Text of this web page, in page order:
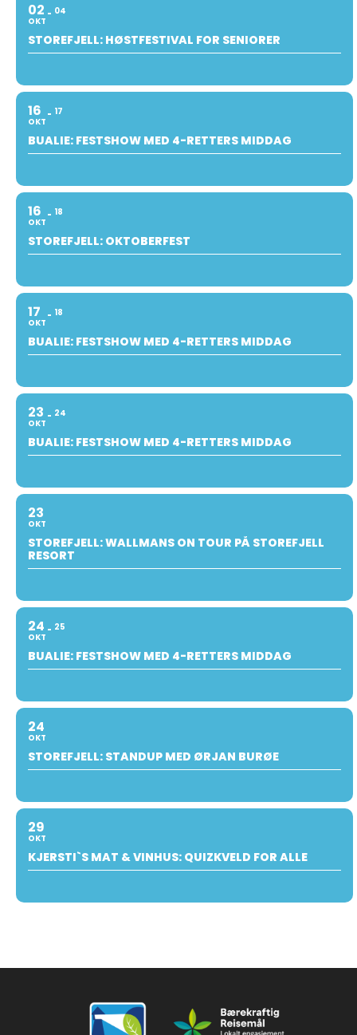
02
OKT
04
STOREFJELL: HØSTFESTIVAL FOR SENIORER
16
OKT
17
BUALIE: FESTSHOW MED 4-RETTERS MIDDAG
16
OKT
18
STOREFJELL: OKTOBERFEST
17
OKT
18
BUALIE: FESTSHOW MED 4-RETTERS MIDDAG
23
OKT
24
BUALIE: FESTSHOW MED 4-RETTERS MIDDAG
23
OKT
STOREFJELL: WALLMANS ON TOUR PÅ STOREFJELL
RESORT
24
OKT
25
BUALIE: FESTSHOW MED 4-RETTERS MIDDAG
24
OKT
STOREFJELL: STANDUP MED ØRJAN BURØE
29
OKT
KJERSTI`S MAT & VINHUS: QUIZKVELD FOR ALLE